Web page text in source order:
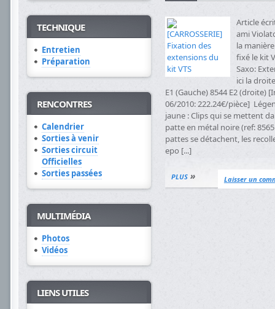
Article
ami
la
fixé le kit
Saxo:
ici la
E1 (Gauche) 8544 E2 (droite)
06/2010: 222.24€/pièce]
jaune : Clips qui se mettent
patte en métal noire (ref: 8565
pattes se détachent, les
epo [...]
PLUS » Laisser un
TECHNIQUE
Entretien
Préparation
RENCONTRES
Calendrier
Sorties à venir
Sorties circuit
Officielles
Sorties passées
MULTIMÉDIA
Photos
Vidéos
LIENS UTILES